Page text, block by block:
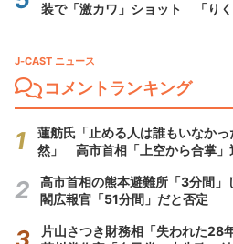
装で「激カワ」ショット 「り
J-CAST ニュース
コメントランキング
蓮舫氏「止める人は誰もいなか
然」 高市首相「上空から合掌」
高市首相の熊本避難所「3分間
閣広報官「51分間」だと否定
片山さつき財務相「失われた28